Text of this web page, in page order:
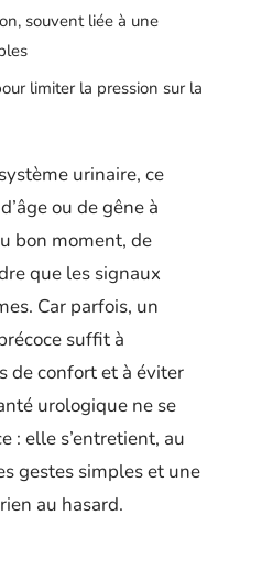
souvent liée à une
limiter la pression sur la
urinaire, ce
ou de gêne à
bon moment, de
que les signaux
Car parfois, un
suffit à
de confort et à éviter
urologique ne se
: elle s’entretient, au
gestes simples et une
au hasard.